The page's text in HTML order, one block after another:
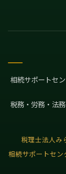
相続サポートセ
税務・労務・法
税理士法人み
相続サポートセン